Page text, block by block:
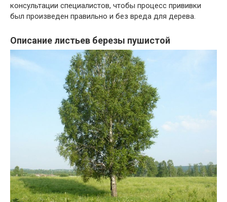
консультации специалистов, чтобы процесс прививки
был произведен правильно и без вреда для дерева.
Описание листьев березы пушистой